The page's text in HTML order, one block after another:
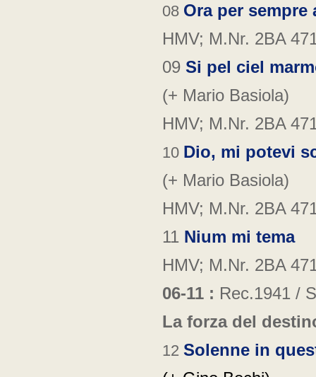
08 Ora per sempre
HMV; M.Nr. 2BA
09 Si pel ciel
(+ Mario Basiola)
HMV; M.Nr. 2BA
10 Dio, mi potevi
(+ Mario Basiola)
HMV; M.Nr. 2BA
11 Nium mi tema
HMV; M.Nr. 2BA
06-11 : Rec.1941 /
La forza del
12 Solenne in